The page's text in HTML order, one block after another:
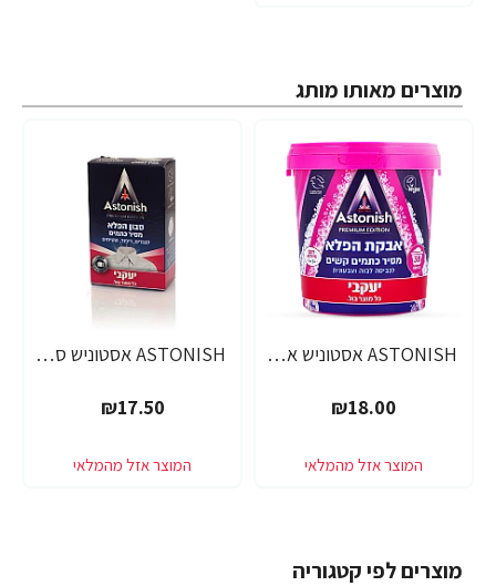
מוצרים מאותו מותג
ASTONISH אסטוניש אבקת הפלא מסיר כתמים קשים משקל 825 גרם - מבית יעקבי
₪18.00
ASTONISH אסטוניש סבון הפלא מסיר כתמים משקל 75 גרם - מבית יעקבי
₪17.50
מוצרים לפי קטגוריה